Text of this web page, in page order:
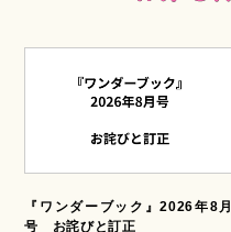
『ワンダーブック』2026年8月
号 お詫びと訂正